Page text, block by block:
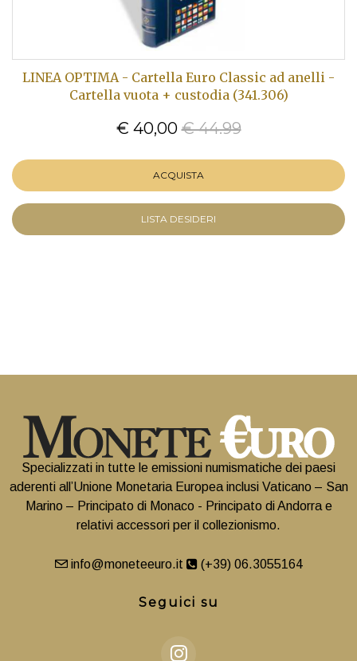
LINEA OPTIMA - Cartella Euro Classic ad anelli -
Cartella vuota + custodia (341.306)
€ 40,00 € 44.99
ACQUISTA
LISTA DESIDERI
Specializzati in tutte le emissioni numismatiche dei paesi
aderenti all’Unione Monetaria Europea inclusi Vaticano – San
Marino – Principato di Monaco - Principato di Andorra e
relativi accessori per il collezionismo.
info@moneteeuro.it (+39) 06.3055164
Seguici su